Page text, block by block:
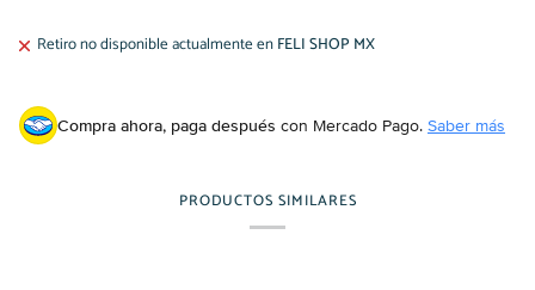
Retiro no disponible actualmente enFELI SHOP MX
Compra ahora, paga después con Mercado Pago. Saber más
PRODUCTOS SIMILARES